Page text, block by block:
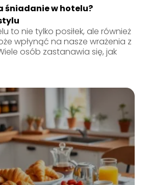
śniadanie w hotelu?
to nie tylko posiłek, ale również
wpłynąć na nasze wrażenia z
osób zastanawia się, jak